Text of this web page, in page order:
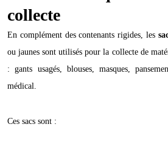
collecte
En complément des contenants rigides, les
ou jaunes sont utilisés pour la collecte de
: gants usagés, blouses, masques,
médical.
Ces sacs sont :